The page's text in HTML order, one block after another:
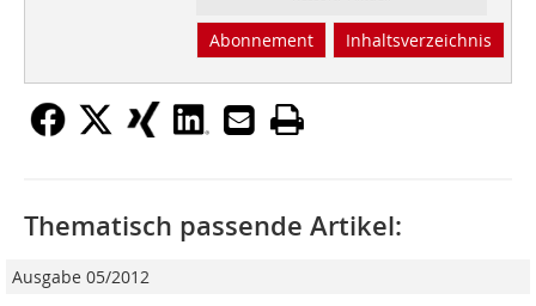
Abonnement Inhaltsverzeichnis
Thematisch passende Artikel:
Ausgabe 05/2012